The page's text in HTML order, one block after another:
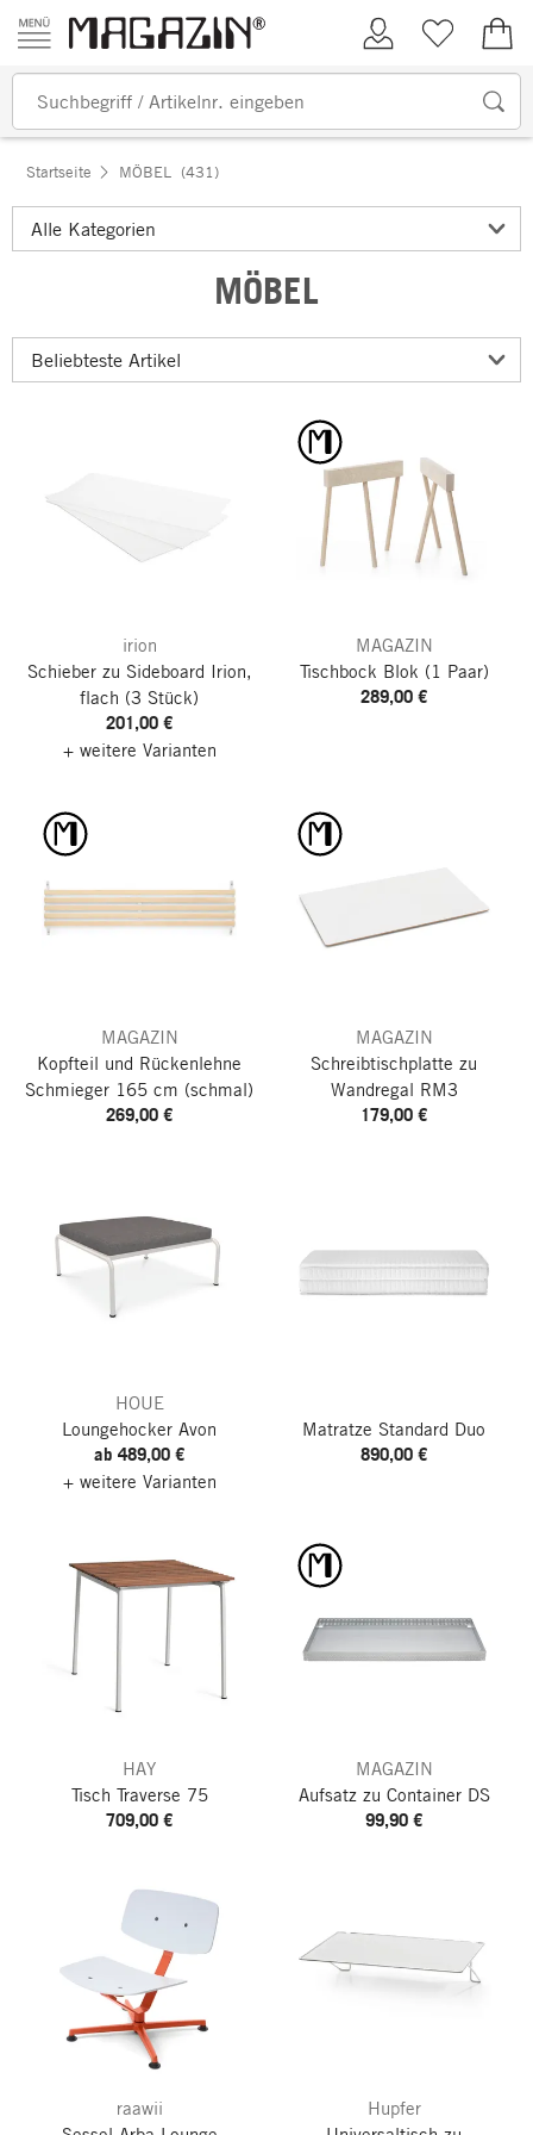
Zum Inhalt springen
Kundenkonto
Merkliste
Startseite MÖBEL (431)
MÖBEL
irion
Schieber zu Sideboard Irion,
flach (3 Stück)
201,00 €
+ weitere Varianten
MAGAZIN
Tischbock Blok (1 Paar)
289,00 €
MAGAZIN
Kopfteil und Rückenlehne
Schmieger 165 cm (schmal)
269,00 €
MAGAZIN
Schreibtischplatte zu
Wandregal RM3
179,00 €
HOUE
Loungehocker Avon
ab 489,00 €
+ weitere Varianten
Matratze Standard Duo
890,00 €
HAY
Tisch Traverse 75
709,00 €
MAGAZIN
Aufsatz zu Container DS
99,90 €
raawii
Hupfer